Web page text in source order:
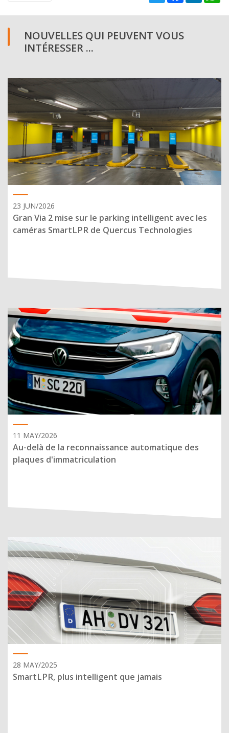
NOUVELLES QUI PEUVENT VOUS
INTÉRESSER ...
23 JUN/2026
Gran Via 2 mise sur le parking intelligent avec les
caméras SmartLPR de Quercus Technologies
11 MAY/2026
Au-delà de la reconnaissance automatique des
plaques d'immatriculation
28 MAY/2025
SmartLPR, plus intelligent que jamais